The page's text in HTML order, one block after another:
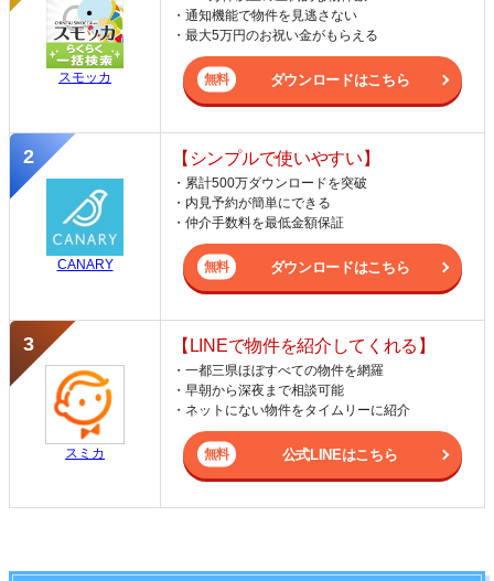
スモッカ
・通知機能で物件を見逃さない
・最大5万円のお祝い金がもらえる
ダウンロードはこちら
CANARY
【シンプルで使いやすい】
・累計500万ダウンロードを突破
・内見予約が簡単にできる
・仲介手数料を最低金額保証
ダウンロードはこちら
スミカ
【LINEで物件を紹介してくれる】
・一都三県ほぼすべての物件を網羅
・早朝から深夜まで相談可能
・ネットにない物件をタイムリーに紹介
公式LINEはこちら